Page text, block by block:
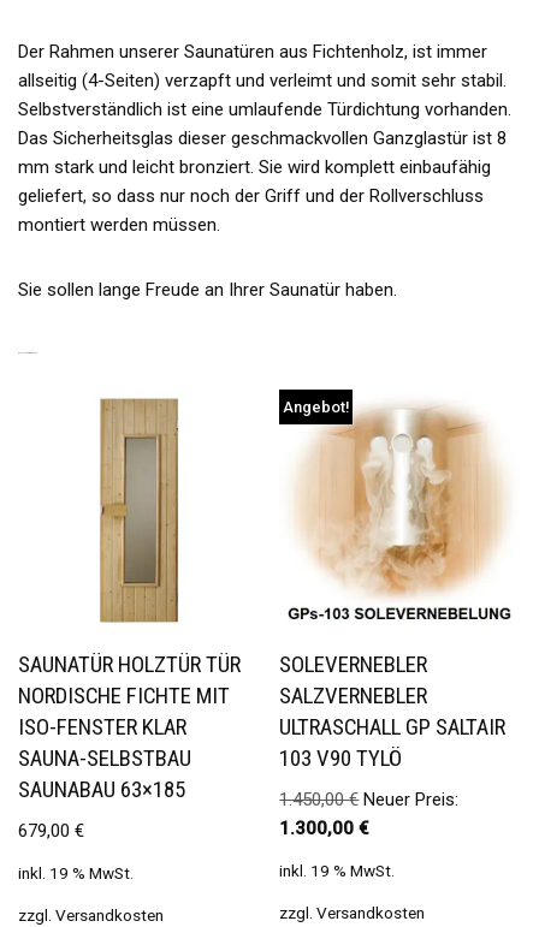
Der Rahmen unserer Saunatüren aus Fichtenholz, ist immer
allseitig (4-Seiten) verzapft und verleimt und somit sehr stabil.
Selbstverständlich ist eine umlaufende Türdichtung vorhanden.
Das Sicherheitsglas dieser geschmackvollen Ganzglastür ist 8
mm stark und leicht bronziert. Sie wird komplett einbaufähig
geliefert, so dass nur noch der Griff und der Rollverschluss
montiert werden müssen.
Sie sollen lange Freude an Ihrer Saunatür haben.
SAUNATÜR HOLZTÜR TÜR
NORDISCHE FICHTE MIT
ISO-FENSTER KLAR
SAUNA-SELBSTBAU
SAUNABAU 63×185
679,00 €
inkl. 19 % MwSt.
zzgl. Versandkosten
Angebot!
SOLEVERNEBLER
SALZVERNEBLER
ULTRASCHALL GP SALTAIR
103 V90 TYLÖ
1.450,00€ Neuer Preis:
1.300,00€
inkl. 19 % MwSt.
zzgl.Versandkosten